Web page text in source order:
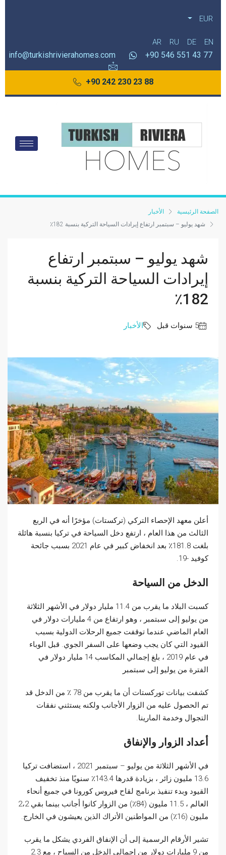
EUR
EN
DE
RU
AR
77 43 551 546 90+
info@turkishrivierahomes.com
88 23 230 242 90+
الصفحة الرئيسية
الأخبار
شهد يوليو – سبتمبر ارتفاع إيرادات السياحة التركية بنسبة 182٪
شهد يوليو – سبتمبر ارتفاع
إيرادات السياحة التركية بنسبة
182٪
الأخبار
أعلن معهد الإحصاء التركي (تركستات) مؤخرًا أنه في الربع
الثالث من هذا العام ، ارتفع دخل السياحة في تركيا بنسبة هائلة
بلغت 181.8٪ بعد انخفاض كبير في عام 2021 بسبب جائحة
كوفيد -19.
الدخل من السياحة
كسبت البلاد ما يقرب من 11.4 مليار دولار في الأشهر الثلاثة
من يوليو إلى سبتمبر ، وهو ارتفاع من 4 مليارات دولار في
العام الماضي عندما توقفت جميع الرحلات الدولية بسبب
القيود التي كان يجب وضعها على السفر الجوي. قبل الوباء
في عام 2019 ، بلغ إجمالي المكاسب 14 مليار دولار في
الفترة من يوليو إلى سبتمبر
كشفت بيانات توركستات أن ما يقرب من 78 ٪ من الدخل قد
تم الحصول عليه من الزوار الأجانب ولكنه يستثني نفقات
التجوال وخدمة المارينا.
أعداد الزوار والإنفاق
في الأشهر الثلاثة من يوليو – سبتمبر 2021 ، استضافت تركيا
13.6 مليون زائر ، بزيادة قدرها 143.4٪ سنويًا منذ تخفيف
القيود وبدء تنفيذ برنامج لقاح فيروس كورونا في جميع أنحاء
العالم ، 11.5 مليون (84٪) من الزوار كانوا أجانب بينما بقي 2،2
مليون (16٪) من المواطنين الأتراك الذين يعيشون في الخارج.
تشير الأرقام الرسمية إلى أن الإنفاق الفردي يشكل ما يقرب
من 9 مليارات دولار من إجمالي الدخل من السياح ، مع 2.3